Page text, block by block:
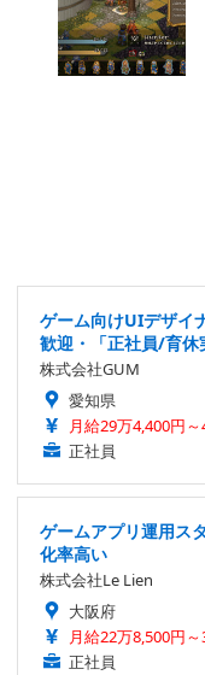
ゲーム向けUIデザイ
歓迎・「正社員/育休
株式会社GUM
愛知県
月給29万4,400円
正社員
ゲームアプリ運用ス
化率高い
株式会社Le Lien
大阪府
月給22万8,500円
正社員